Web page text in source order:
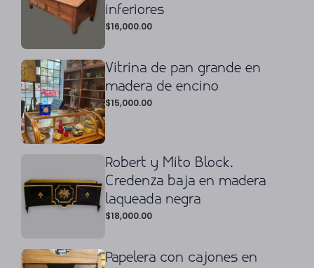
inferiores
$16,000.00
Vitrina de pan grande en
madera de encino
$15,000.00
Robert y Mito Block.
Credenza baja en madera
laqueada negra
$18,000.00
Papelera con cajones en